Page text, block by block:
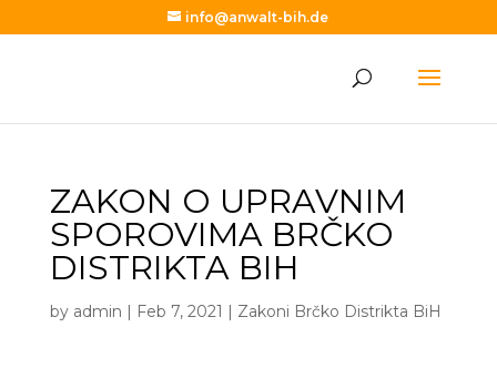
info@anwalt-bih.de
ZAKON O UPRAVNIM
SPOROVIMA BRČKO
DISTRIKTA BIH
by admin | Feb 7, 2021 | Zakoni Brčko Distrikta BiH